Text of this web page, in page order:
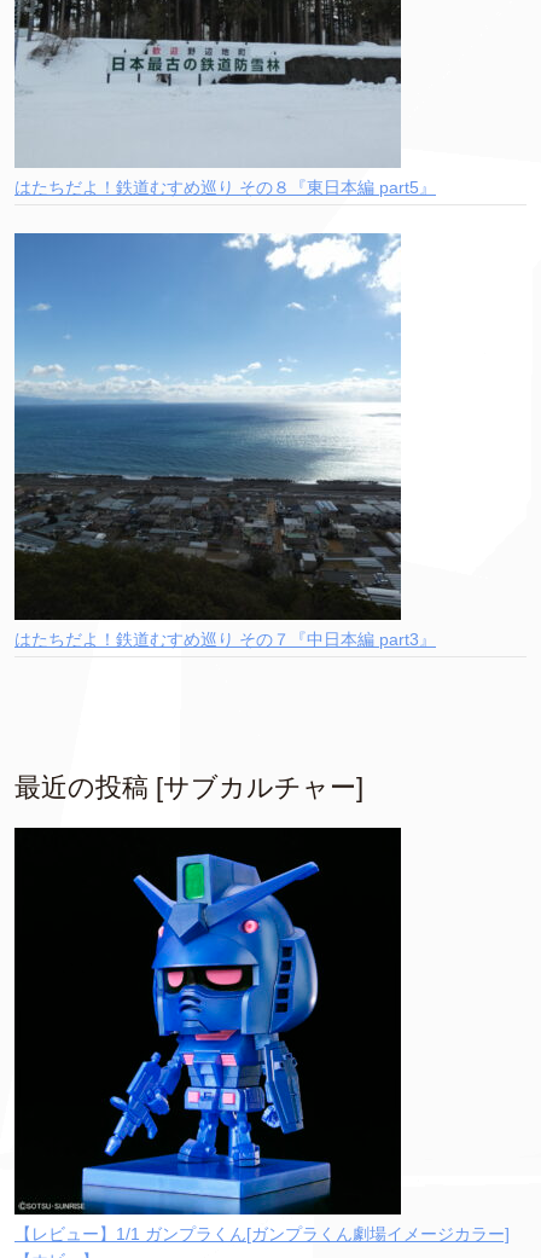
はたちだよ！鉄道むすめ巡り その８『東日本編 part5』
はたちだよ！鉄道むすめ巡り その７『中日本編 part3』
最近の投稿 [サブカルチャー]
【レビュー】1/1 ガンプラくん[ガンプラくん劇場イメージカラー]